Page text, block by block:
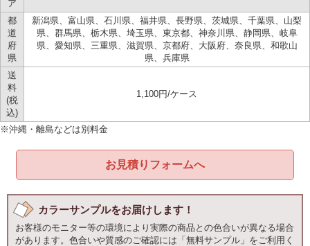
ア
都
道
府
県
新潟県、富山県、石川県、福井県、長野県、茨城県、千葉県、山梨
県、群馬県、栃木県、埼玉県、東京都、神奈川県、静岡県、岐阜
県、愛知県、三重県、滋賀県、京都府、大阪府、奈良県、和歌山
県、兵庫県
送
料
(税
込)
1,100円/ケース
※沖縄・離島などは別料金
お見積りフォームへ
カラーサンプルをお届けします！
お客様のモニター等の環境により実際の商品との色合いが異なる場合
があります。色合いや質感のご確認には「無料サンプル」をご利用く